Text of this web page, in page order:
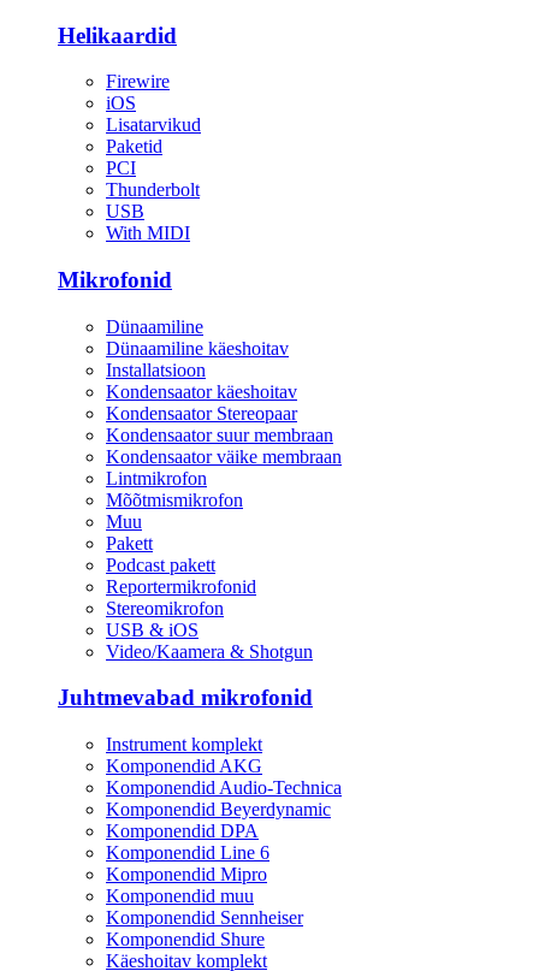
Helikaardid
Firewire
iOS
Lisatarvikud
Paketid
PCI
Thunderbolt
USB
With MIDI
Mikrofonid
Dünaamiline
Dünaamiline käeshoitav
Installatsioon
Kondensaator käeshoitav
Kondensaator Stereopaar
Kondensaator suur membraan
Kondensaator väike membraan
Lintmikrofon
Mõõtmismikrofon
Muu
Pakett
Podcast pakett
Reportermikrofonid
Stereomikrofon
USB & iOS
Video/Kaamera & Shotgun
Juhtmevabad mikrofonid
Instrument komplekt
Komponendid AKG
Komponendid Audio-Technica
Komponendid Beyerdynamic
Komponendid DPA
Komponendid Line 6
Komponendid Mipro
Komponendid muu
Komponendid Sennheiser
Komponendid Shure
Käeshoitav komplekt